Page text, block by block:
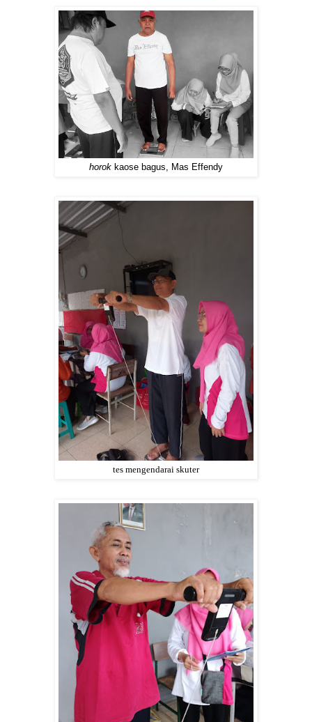
horok kaose bagus, Mas Effendy
tes mengendarai skuter